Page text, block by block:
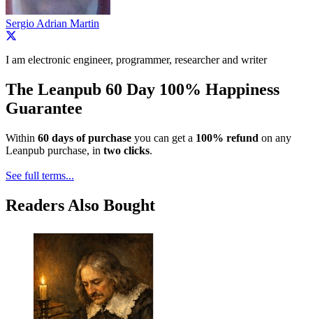
Sergio Adrian Martin
I am electronic engineer, programmer, researcher and writer
The Leanpub 60 Day 100% Happiness
Guarantee
Within 60 days of purchase you can get a 100% refund on any
Leanpub purchase, in two clicks.
See full terms...
Readers Also Bought